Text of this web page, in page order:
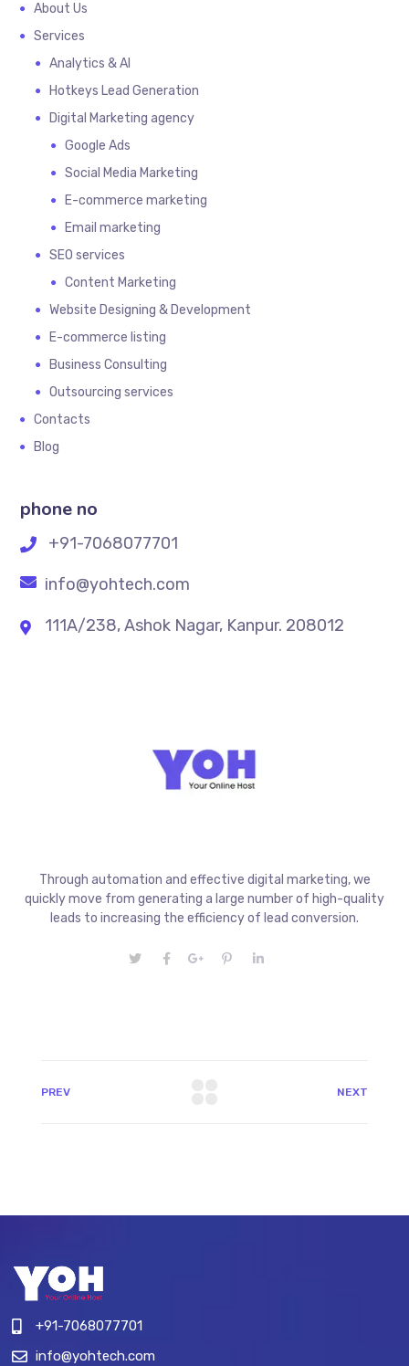
About Us
Services
Analytics & AI
Hotkeys Lead Generation
Digital Marketing agency
Google Ads
Social Media Marketing
E-commerce marketing
Email marketing
SEO services
Content Marketing
Website Designing & Development
E-commerce listing
Business Consulting
Outsourcing services
Contacts
Blog
phone no
+91-7068077701
info@yohtech.com
111A/238, Ashok Nagar, Kanpur. 208012
Through automation and effective digital marketing, we
quickly move from generating a large number of high-quality
leads to increasing the efficiency of lead conversion.
PREV NEXT
+91-7068077701
info@yohtech.com